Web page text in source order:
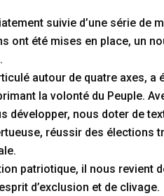
suivie d’une série de
ont été mises en place, un
autour de quatre axes, a
la volonté du Peuple.
nous doter de
réussir des élections
patriotique, il nous revient
d’exclusion et de clivage.